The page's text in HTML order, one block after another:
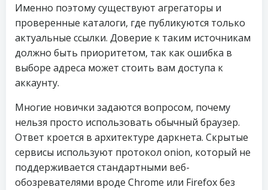
Именно поэтому существуют агрегаторы и
проверенные каталоги, где публикуются только
актуальные ссылки. Доверие к таким источникам
должно быть приоритетом, так как ошибка в
выборе адреса может стоить вам доступа к
аккаунту.
Многие новички задаются вопросом, почему
нельзя просто использовать обычный браузер.
Ответ кроется в архитектуре даркнета. Скрытые
сервисы используют протокол onion, который не
поддерживается стандартными веб-
обозревателями вроде Chrome или Firefox без